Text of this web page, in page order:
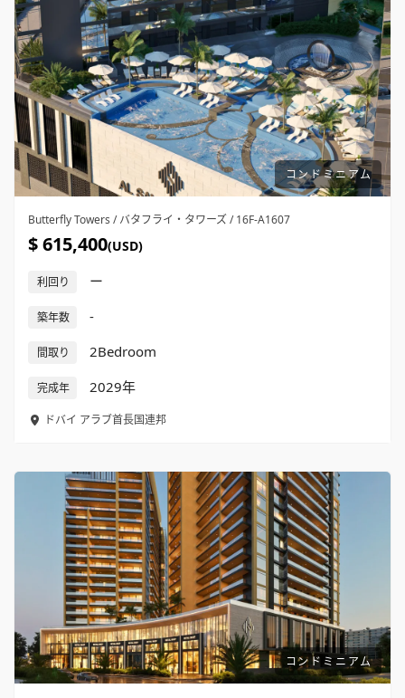
コンドミニアム
Butterfly Towers / バタフライ・タワーズ / 16F-A1607
$ 615,400(USD)
利回り ー
築年数 -
間取り 2Bedroom
完成年 2029年
ドバイ アラブ首長国連邦
コンドミニアム